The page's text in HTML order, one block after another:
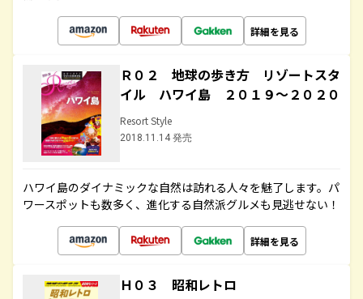
詳細を見る
Ｒ０２ 地球の歩き方 リゾートスタ
イル ハワイ島 ２０１９～２０２０
Resort Style
2018.11.14 発売
ハワイ島のダイナミックな自然は訪れる人々を魅了します。パ
ワースポットも数多く、進化する自然派グルメも見逃せない！
詳細を見る
Ｈ０３ 昭和レトロ